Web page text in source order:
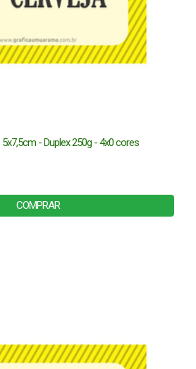
- Duplex 250g - 4x0 cores
COMPRAR